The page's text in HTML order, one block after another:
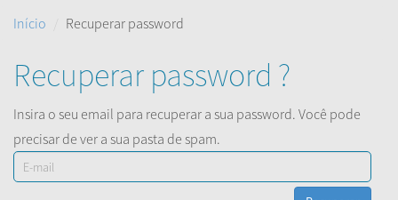
Início Recuperar password
Recuperar password ?
Insira o seu email para recuperar a sua password. Você pode
precisar de ver a sua pasta de spam.